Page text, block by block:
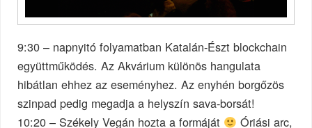
9:30 – napnyitó folyamatban Katalán-Észt blockchain
együttműködés. Az Akvárium különös hangulata
hibátlan ehhez az eseményhez. Az enyhén borgőzös
szinpad pedig megadja a helyszín sava-borsát!
10:20 – Székely Vegán hozta a formáját
Óriási arc,